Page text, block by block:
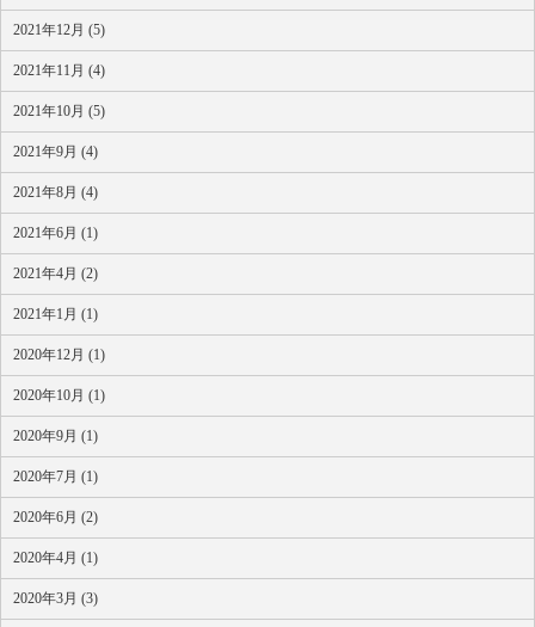
2021年12月 (5)
2021年11月 (4)
2021年10月 (5)
2021年9月 (4)
2021年8月 (4)
2021年6月 (1)
2021年4月 (2)
2021年1月 (1)
2020年12月 (1)
2020年10月 (1)
2020年9月 (1)
2020年7月 (1)
2020年6月 (2)
2020年4月 (1)
2020年3月 (3)